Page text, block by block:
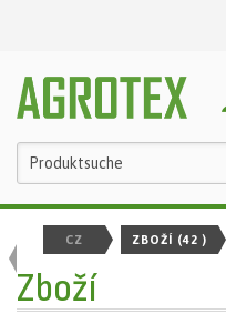
CZ ZBOŽÍ (42 )
Zboží